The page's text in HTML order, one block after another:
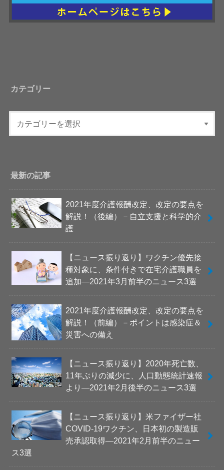
カテゴリー
最新の記事
2021年度介護報酬改定、改定の要点を
解説！（後編）－自立支援と科学的介
護
【ニュース振り返り】ワクチン優先接
種対象に、条件付きで在宅介護職員を
追加―2021年3月前半のニュース3選
2021年度介護報酬改定、改定の要点を
解説！（前編）－ポイントは感染症＆
災害への備え
【ニュース振り返り】2020年死亡数、
11年ぶりの減少に、人口動態統計速報
より―2021年2月後半のニュース3選
【ニュース振り返り】米ファイザー社
COVID-19ワクチン、日本初の製造販
売承認取得―2021年2月前半のニュー
ス3選